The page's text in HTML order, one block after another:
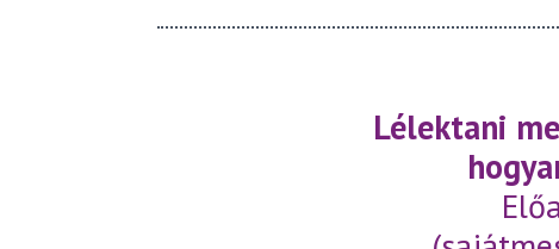
Lélektani